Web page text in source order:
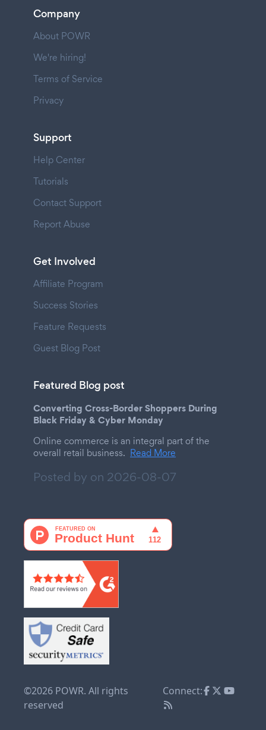
Company
About POWR
We're hiring!
Terms of Service
Privacy
Support
Help Center
Tutorials
Contact Support
Report Abuse
Get Involved
Affiliate Program
Success Stories
Feature Requests
Guest Blog Post
Featured Blog post
Converting Cross-Border Shoppers During
Black Friday & Cyber Monday
Online commerce is an integral part of the
overall retail business. Read More
Posted by on 2026-08-07
©2026 POWR. All rights
reserved
Connect: